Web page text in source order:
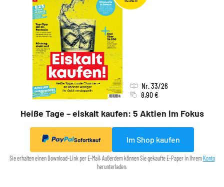
Heiße Tage – eiskalt kaufen: 5 Aktien im Fokus
Nr. 33/26
8,90 €
Sofortkauf Im Shop kaufen
Sie erhalten einen Download-Link per E-Mail. Außerdem können Sie gekaufte E-Paper in Ihrem Konto
herunterladen.